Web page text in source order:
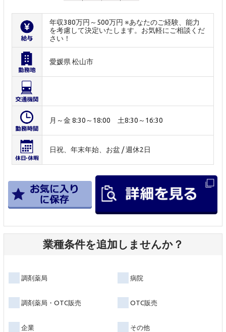
年収380万円～500万円 ※あなたのご経験、能力
を考慮して決定いたします。お気軽にご相談くだ
さい！
愛媛県 松山市
月～金 8:30～18:00 土8:30～16:30
日祝、年末年始、お盆 / 週休2日
業種条件を追加しませんか？
調剤薬局 病院
調剤薬局・OTC販売 OTC販売
企業 その他